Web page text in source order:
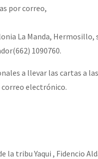
por correo,
La Manda, Hermosillo,
1090760.
a llevar las cartas a
correo electrónico.
tribu Yaqui , Fidencio